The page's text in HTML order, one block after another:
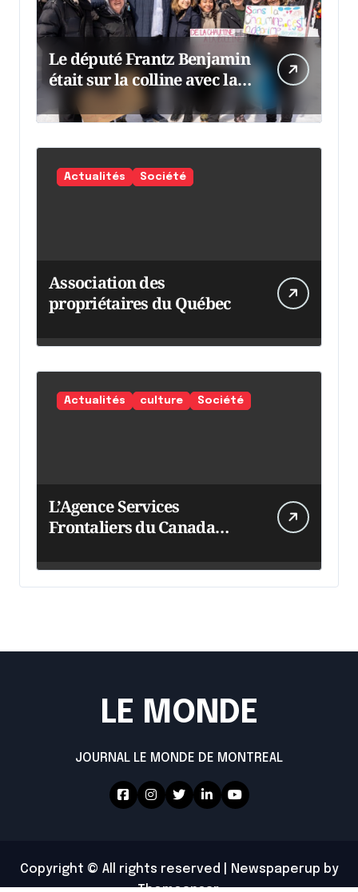
Le député Frantz Benjamin
était sur la colline avec la
chaumine
Actualités Société
Association des
propriétaires du Québec
Actualités culture Société
L’Agence Services
Frontaliers du Canada
LE MONDE
JOURNAL LE MONDE DE MONTREAL
Copyright © All rights reserved Newspaperup by